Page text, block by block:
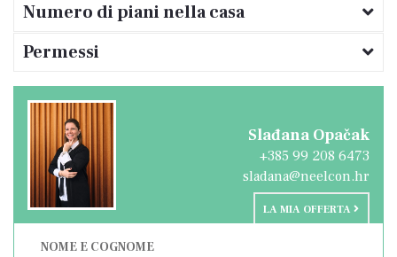
Numero di piani nella casa
Permessi
Slađana Opačak
+385 99 208 6473
sladana@neelcon.hr
LA MIA OFFERTA
NOME E COGNOME